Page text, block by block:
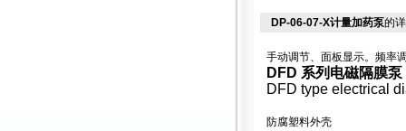
DP-06-07-X计量加药泵的
手动调节、面板显示。频率
DFD 系列电磁隔膜泵
DFD type electrical
防腐塑料外壳